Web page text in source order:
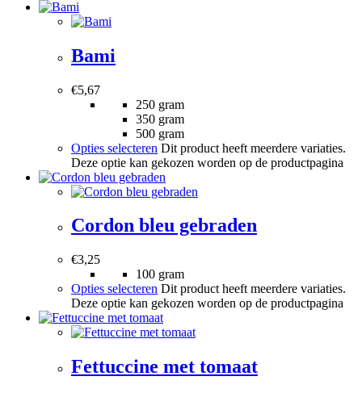
Bami
€5,67
250 gram
350 gram
500 gram
Opties selecteren Dit product heeft meerdere variaties.
Deze optie kan gekozen worden op de productpagina
Cordon bleu gebraden
€3,25
100 gram
Opties selecteren Dit product heeft meerdere variaties.
Deze optie kan gekozen worden op de productpagina
Fettuccine met tomaat